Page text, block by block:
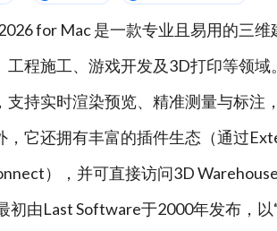
for Mac 是一款专业且易用的三
工程施工、游戏开发及3D打印等领
支持实时渲染预览、精准测量与标注
，它还拥有丰富的插件生态（通过
），并可直接访问3D
初由Last Software于2000年发布，